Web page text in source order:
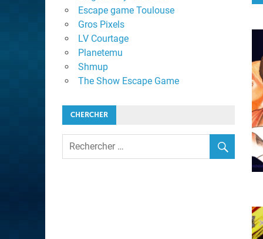
Escape game Toulouse
Gros Pixels
LV Courtage
Planetemu
Shmup
The Show Escape Game
CHERCHER